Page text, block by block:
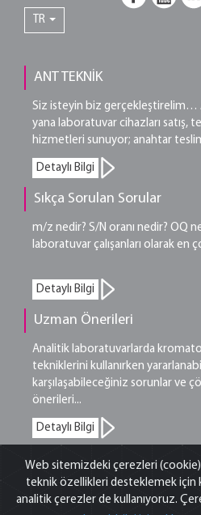
TR
ANT TEKNİK
Siz isteyin biz gerçekleştirelim…
yana laboratuvar cihazları satış,
hizmetleri sunuyor; anahtar
Detaylı Bilgi
Sıkça Sorulan Sorular
m/z nedir? S/N oranı nedir? OQ
laboratuvar çalışanları olarak
Detaylı Bilgi
Uzman Önerileri
Analitik laboratuvarlarda
tekniklerini kullanırken
karşılaşabileceğiniz sorunlar ve
önerileri...
Detaylı Bilgi
©2026 Ant Teknik Cihazlar Pazarlama ve
Saklıdır. |Yasal Uyarı
Web sitemizdeki çerezleri (cookie)
teknik özellikleri desteklemek için
analitik çerezler de kullanıyoruz.